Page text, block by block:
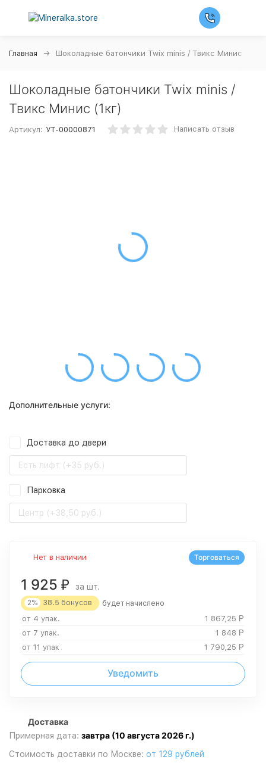
Главная Шоколадные батончики Twix minis / Твикс Минис (1кг)
Шоколадные батончики Twix minis /
Твикс Минис (1кг)
Артикул: УТ-00000871 Написать отзыв
Дополнительные услуги:
Доставка до двери
Есть лифт (+35 руб.)
Парковка
Центр (+38,50 руб.)
Нет в наличии
1 925 ₽ за шт.
2% 38.5 бонусов будет начислено
от 4 упак. 1 867,25 Р
от 7 упак.
1 848 Р
от 11 упак
1 790,25 Р
Уведомить
Торговаться
Доставка
Примерная дата: завтра (10 августа 2026 г.)
Стоимость доставки по Москве: от 129 рублей